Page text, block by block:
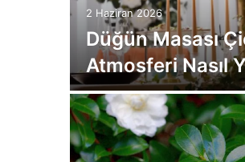
2 Haziran 2026
Düğün Masası
Atmosferi Nasıl